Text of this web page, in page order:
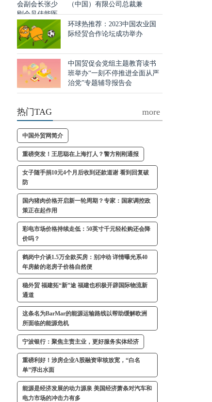
（中国）有限公司总裁兼
环球热推荐：2023中国农业国
际经贸合作论坛成功举办
中国贸促会党组主题教育读书
班举办“一刻不停推进全面从严
治党”专题辅导报告会
热门TAG more
中国外贸网简介
重磅突发！王思聪在上海打人？警方刚刚通报
女子随手捐10元4个月后收到还款道谢 看到回复破
防
国内猪肉价格开启新一轮周期？专家：国家调控政
策正在起作用
彩电市场价格持续走低：50英寸千元轻松购还会降
价吗？
鹤岗中介谈1.5万全款买房：别冲动 详情曝光系40
年房龄的老房子价格自然便
稳外贸 福建拓“新”途 福建也积极开辟国际物流新
通道
这条名为BarMar的能源运输路线以帮助缓解欧洲
所面临的能源危机
宁波银行：聚焦主责主业，更好服务实体经济
重磅利好！涉房企业A股融资审核放宽，“白名
单”浮出水面
能源是经济发展的动力源泉 美国经济萧条对汽车和
电力市场的冲击力有多